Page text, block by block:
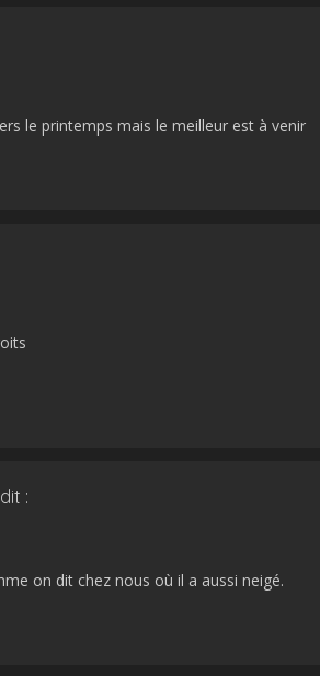
le printemps mais le meilleur est à venir
dit :
on dit chez nous où il a aussi neigé.